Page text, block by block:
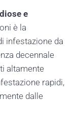
e
è la
infestazione da
decennale
altamente
rapidi,
dalle